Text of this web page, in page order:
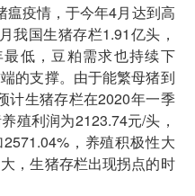
瘟疫情，于今年4月达到高
我国生猪存栏1.91亿头，
低，豆粕需求也持续下
的支撑。由于能繁母猪到
计生猪存栏在2020年一季
殖利润为2123.74元/头，
，养殖积极性大
，生猪存栏出现拐点的时